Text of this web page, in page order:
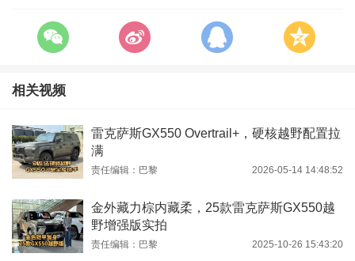
相关视频
雷克萨斯GX550 Overtrail+，硬核越野配置拉
满
责任编辑：巴黎 2026-05-14 14:48:52
金外藏力棕内藏柔，25款雷克萨斯GX550越
野增强版实拍
责任编辑：巴黎 2025-10-26 15:43:20